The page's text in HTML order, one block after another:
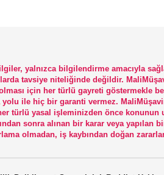
yalnızca bilgilendirme amacıyla
tavsiye niteliğinde değildir.
için her türlü gayreti göstermekle
yolu ile hiç bir garanti vermez.
türlü yasal işleminizden önce konunun
sonra alınan bir karar veya yapılan
olmadan, iş kaybından doğan